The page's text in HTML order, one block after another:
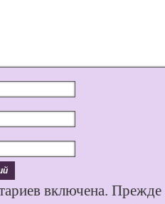
включена.